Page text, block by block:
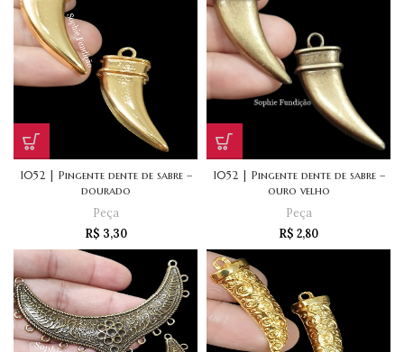
1052 | Pingente dente de sabre –
dourado
Peça
R$ 3,30
1052 | Pingente dente de sabre –
ouro velho
Peça
R$ 2,80